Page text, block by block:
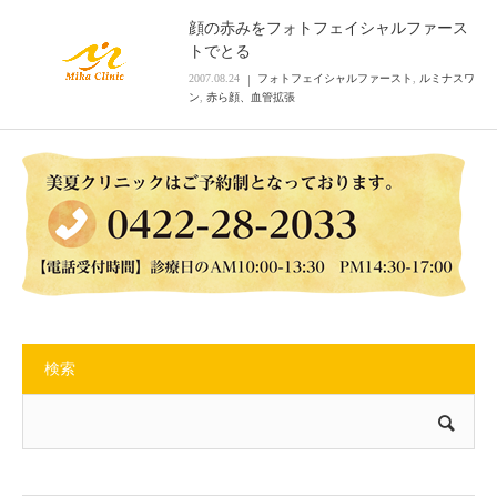
顔の赤みをフォトフェイシャルファース
トでとる
2007.08.24 フォトフェイシャルファースト
ルミナスワ
ン
赤ら顔、血管拡張
検索